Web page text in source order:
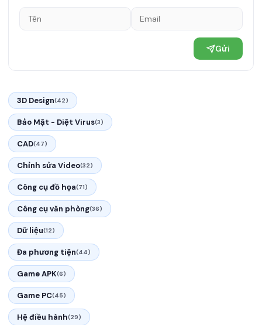
Gửi
3D Design(42)
Bảo Mật - Diệt Virus(3)
CAD(47)
Chỉnh sửa Video(32)
Công cụ đồ họa(71)
Công cụ văn phòng(36)
Dữ liệu(12)
Đa phương tiện(44)
Game APK(6)
Game PC(45)
Hệ điều hành(29)